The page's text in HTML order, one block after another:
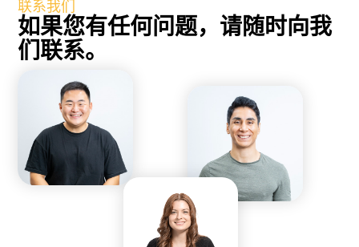
联系我们
如果您有任何问题，请随时向我
们联系。